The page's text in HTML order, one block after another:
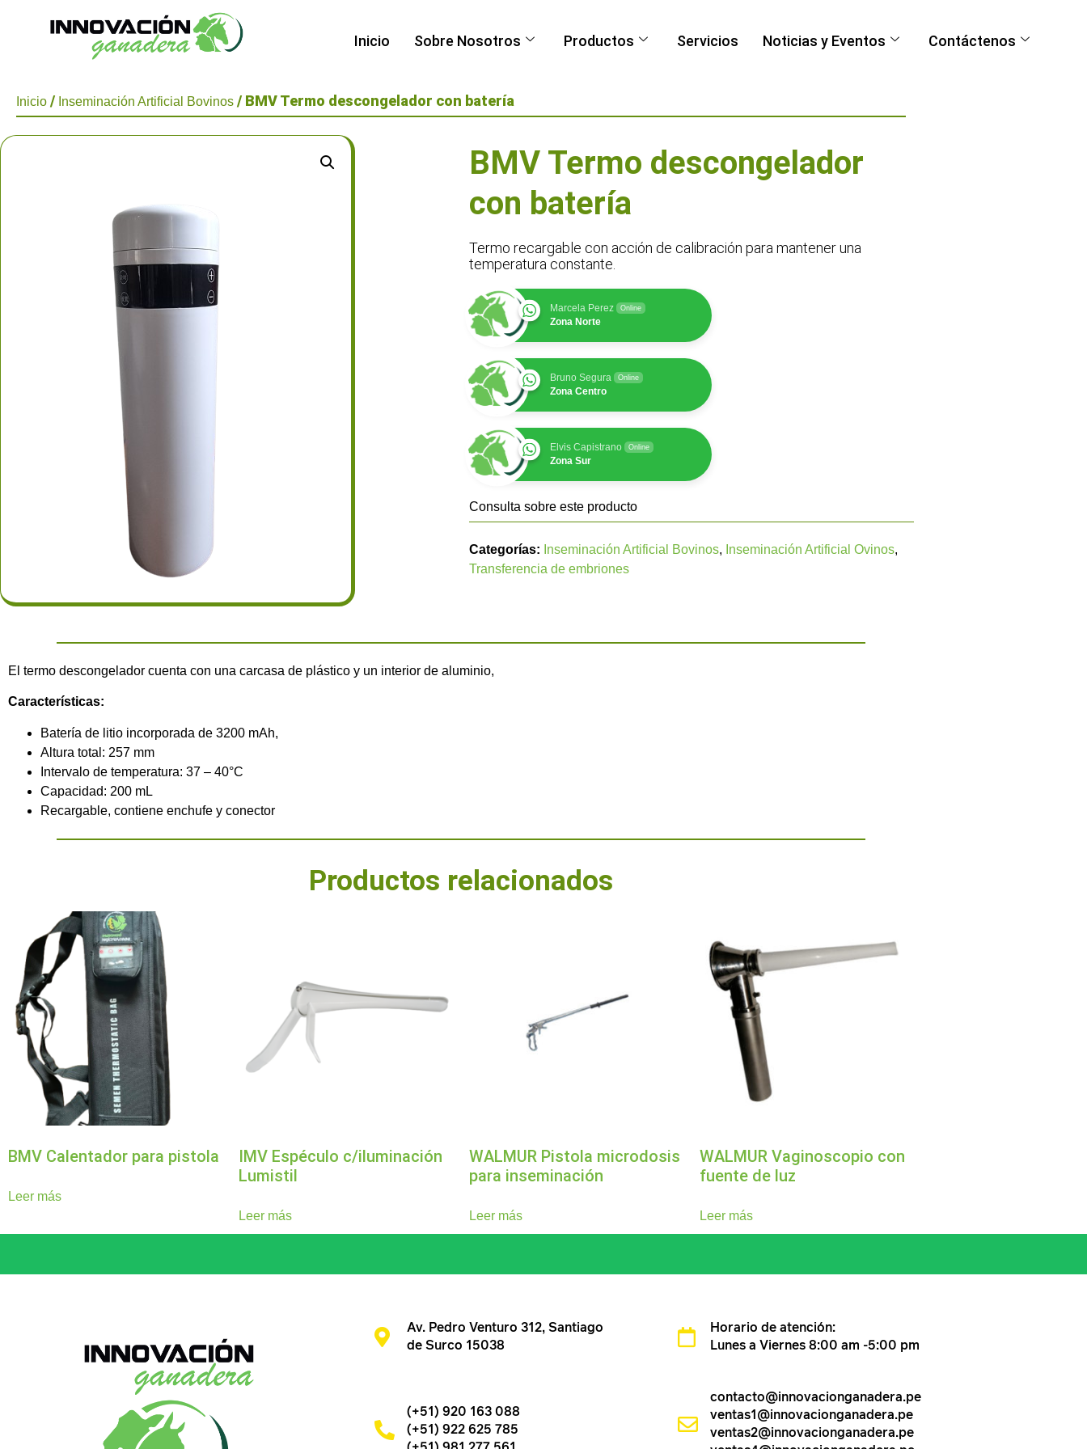
Inicio Sobre Nosotros Productos Servicios Noticias y Eventos Contáctenos
Inicio / Inseminación Artificial Bovinos / BMV Termo descongelador con batería
BMV Termo descongelador
con batería
Termo recargable con acción de calibración para mantener una
temperatura constante.
Marcela Perez Online
Zona Norte
Bruno Segura Online
Zona Centro
Elvis Capistrano Online
Zona Sur
Consulta sobre este producto
Categorías: Inseminación Artificial Bovinos, Inseminación Artificial Ovinos,
Transferencia de embriones
El termo descongelador cuenta con una carcasa de plástico y un interior de aluminio,
Características:
Batería de litio incorporada de 3200 mAh,
Altura total: 257 mm
Intervalo de temperatura: 37 – 40°C
Capacidad: 200 mL
Recargable, contiene enchufe y conector
Productos relacionados
BMV Calentador para pistola
Leer más
IMV Espéculo c/iluminación
Lumistil
Leer más
WALMUR Pistola microdosis
para inseminación
Leer más
WALMUR Vaginoscopio con
fuente de luz
Leer más
Av. Pedro Venturo 312, Santiago
de Surco 15038
(+51) 920 163 088
(+51) 922 625 785
Horario de atención:
Lunes a Viernes 8:00 am -5:00 pm
contacto@innovacionganadera.pe
ventas1@innovacionganadera.pe
ventas2@innovacionganadera.pe